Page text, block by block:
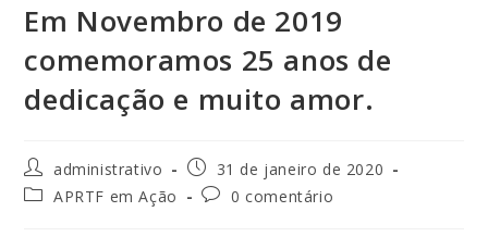
Em Novembro de 2019
comemoramos 25 anos de
dedicação e muito amor.
administrativo
31 de janeiro de 2020
APRTF em Ação
0 comentário